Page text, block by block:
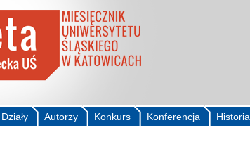
Historia
Konferencja
Konkurs
Autorzy
Działy